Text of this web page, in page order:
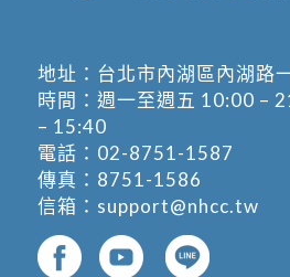
地址： 台北市內湖區內湖路
時間：週一至週五 10:00 –
– 15:40
電話： 02-8751-1587
傳真：8751-1586
信箱： support@nhcc.tw